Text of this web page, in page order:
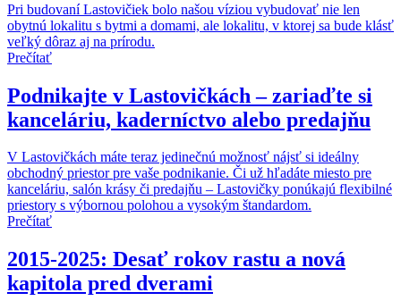
Pri budovaní Lastovičiek bolo našou víziou vybudovať nie len
obytnú lokalitu s bytmi a domami, ale lokalitu, v ktorej sa bude klásť
veľký dôraz aj na prírodu.
Prečítať
Podnikajte v Lastovičkách – zariaďte si
kanceláriu, kaderníctvo alebo predajňu
V Lastovičkách máte teraz jedinečnú možnosť nájsť si ideálny
obchodný priestor pre vaše podnikanie. Či už hľadáte miesto pre
kanceláriu, salón krásy či predajňu – Lastovičky ponúkajú flexibilné
priestory s výbornou polohou a vysokým štandardom.
Prečítať
2015-2025: Desať rokov rastu a nová
kapitola pred dverami